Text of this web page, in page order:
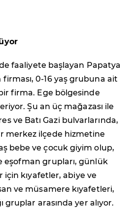
faaliyete başlayan Papatya
0-16 yaş grubuna ait
firma. Ege bölgesinde
Şu an üç mağazası ile
ve Batı Gazi bulvarlarında,
merkez ilçede hizmetine
bebe ve çocuk giyim olup,
eşofman grupları, günlük
için kıyafetler, abiye ve
ve müsamere kıyafetleri,
gruplar arasında yer alıyor.